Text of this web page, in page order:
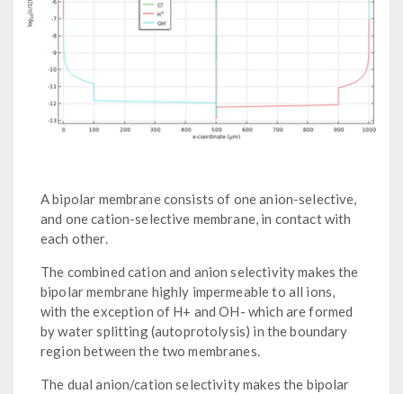
A bipolar membrane consists of one anion-selective,
and one cation-selective membrane, in contact with
each other.
The combined cation and anion selectivity makes the
bipolar membrane highly impermeable to all ions,
with the exception of H+ and OH- which are formed
by water splitting (autoprotolysis) in the boundary
region between the two membranes.
The dual anion/cation selectivity makes the bipolar